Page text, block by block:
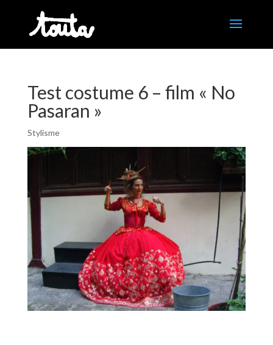
Test costume 6 – film « No
Pasaran »
Stylisme